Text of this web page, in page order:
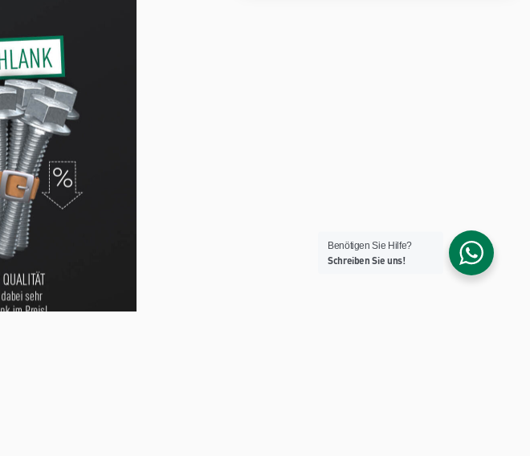
Benötigen Sie Hilfe?
Schreiben Sie uns!